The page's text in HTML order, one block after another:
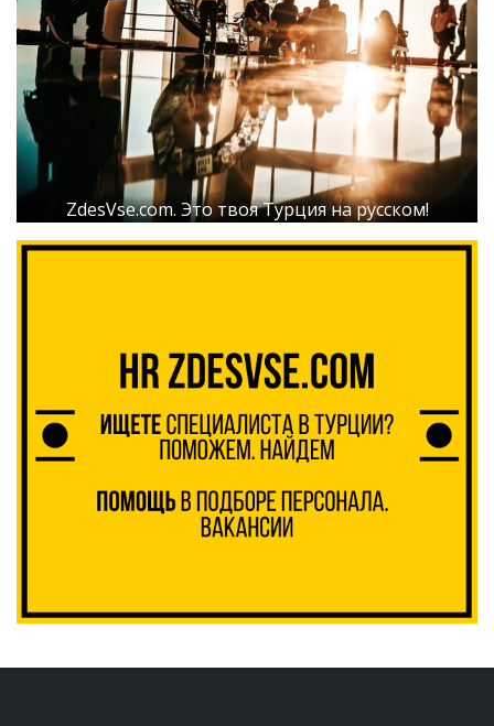
ZdesVse.com. Это твоя Турция на русском!